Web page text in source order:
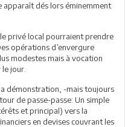
apparaît dés lors éminemment
privé local pourraient prendre
opérations d’envergure
modestes mais à vocation
jour.
démonstration, -mais toujours
de passe-passe: Un simple
et principal) vers la
en devises couvrant les